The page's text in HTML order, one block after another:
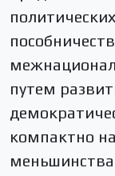
путем
компактно